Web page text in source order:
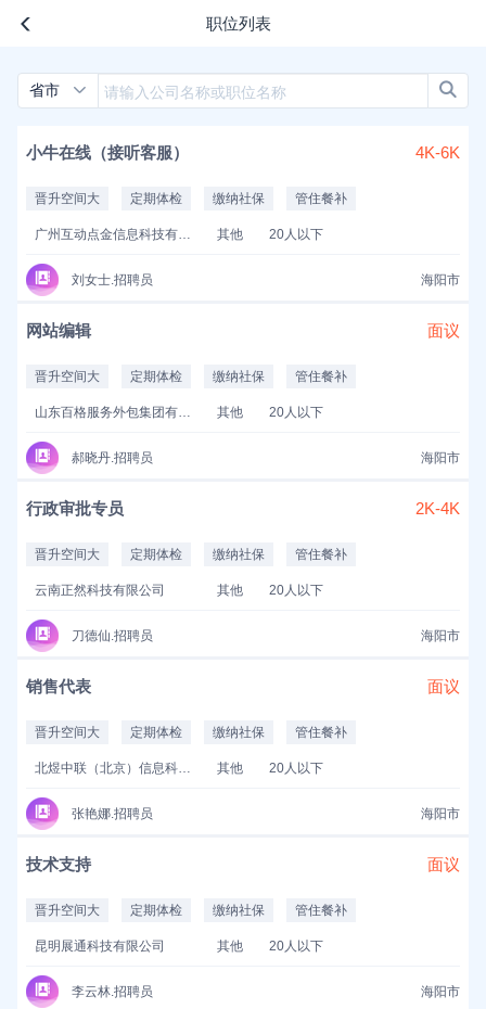
职位列表
省市
小牛在线（接听客服） 4K-6K
晋升空间大 定期体检 缴纳社保 管住餐补
广州互动点金信息科技有限公司 其他 20人以下
刘女士.招聘员 海阳市
网站编辑 面议
晋升空间大 定期体检 缴纳社保 管住餐补
山东百格服务外包集团有限公司 其他 20人以下
郝晓丹.招聘员 海阳市
行政审批专员 2K-4K
晋升空间大 定期体检 缴纳社保 管住餐补
云南正然科技有限公司 其他 20人以下
刀德仙.招聘员 海阳市
销售代表 面议
晋升空间大 定期体检 缴纳社保 管住餐补
北煜中联（北京）信息科技有限公司 其他 20人以下
张艳娜.招聘员 海阳市
技术支持 面议
晋升空间大 定期体检 缴纳社保 管住餐补
昆明展通科技有限公司 其他 20人以下
李云林.招聘员 海阳市